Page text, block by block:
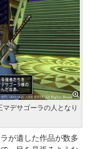
デサゴーラの人となり
が遺した作品が数多